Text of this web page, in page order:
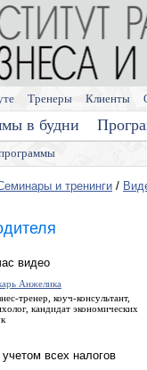
в будни
Тренеры Клиенты
и тренинги /
видео
Анжелика
тренер, коуч-консультант,
кандидат экономических
всех налогов